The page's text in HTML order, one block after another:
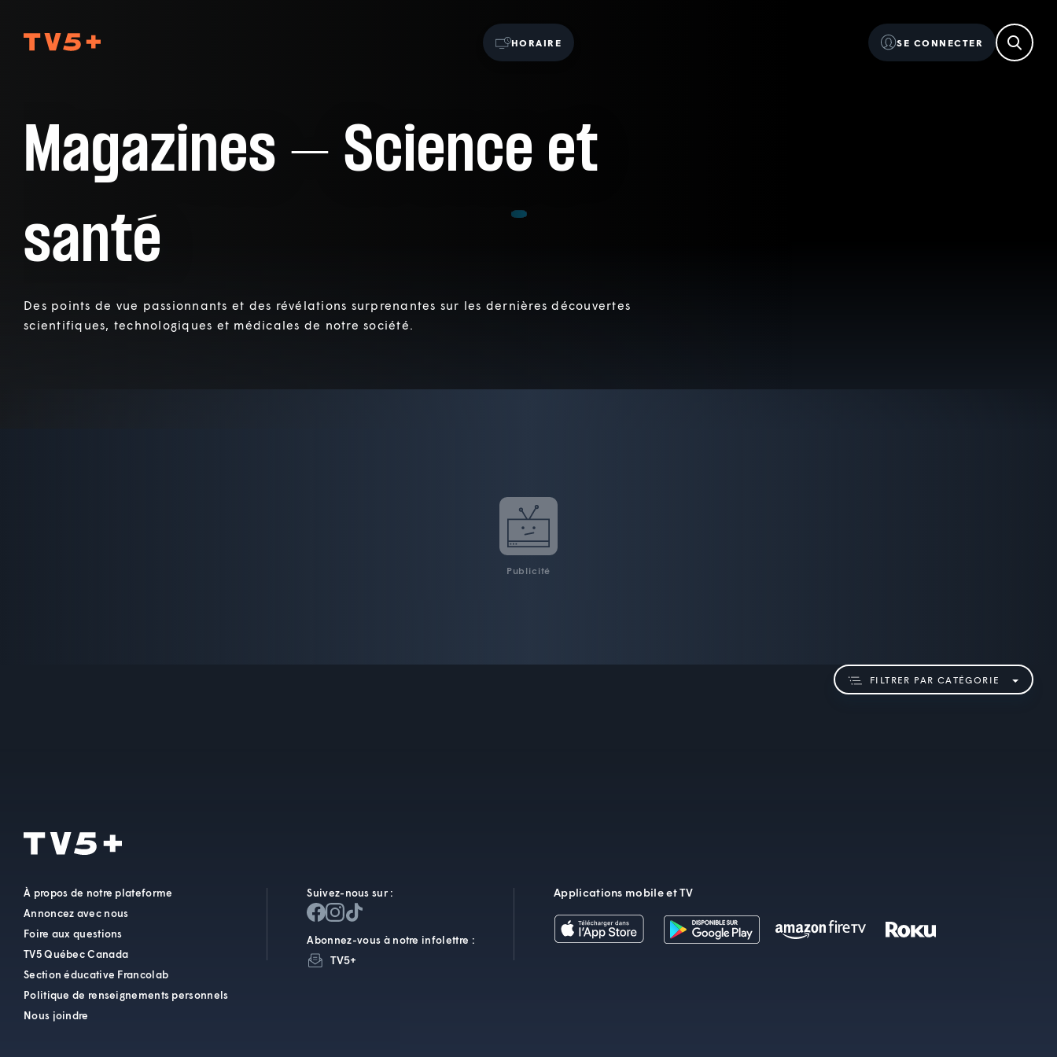
HORAIRE SE CONNECTER
Magazines – Science et
santé
Des points de vue passionnants et des révélations surprenantes sur les dernières découvertes
scientifiques, technologiques et médicales de notre société.
Publicité
À propos de notre plateforme
Annoncez avec nous
Foire aux questions
TV5 Québec Canada
Section éducative Francolab
Politique de renseignements personnels
Nous joindre
Suivez-nous sur :
Abonnez-vous à notre infolettre :
TV5+
Applications mobile et TV